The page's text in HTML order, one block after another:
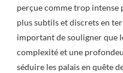
perçue comme trop intense
plus subtils et discrets en
important de souligner que
complexité et une
séduire les palais en quête